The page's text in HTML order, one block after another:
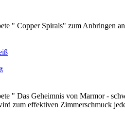
" Copper Spirals" zum
" Das Geheimnis von Marmor -
zum effektiven Zimmerschmuck